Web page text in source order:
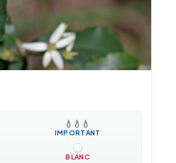
💧 💧 💧
IMPORTANT
BLANC